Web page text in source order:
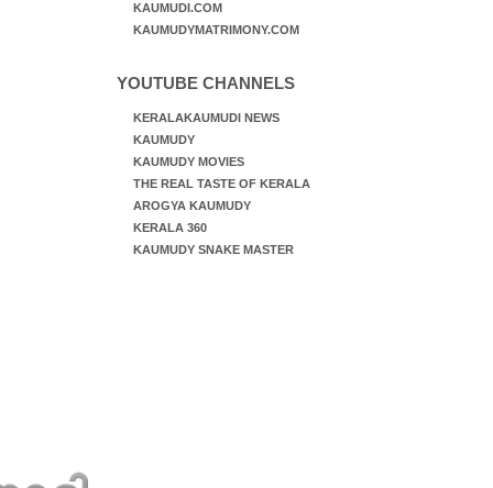
KAUMUDI.COM
KAUMUDYMATRIMONY.COM
YOUTUBE CHANNELS
KERALAKAUMUDI NEWS
KAUMUDY
KAUMUDY MOVIES
THE REAL TASTE OF KERALA
AROGYA KAUMUDY
KERALA 360
KAUMUDY SNAKE MASTER